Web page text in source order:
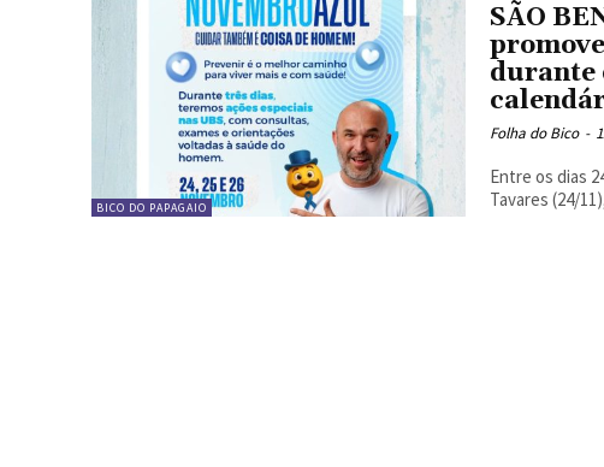
BICO DO PAPAGAIO
SÃO
durante
Folha do Bico -
Entre os dias
Tavares (24/